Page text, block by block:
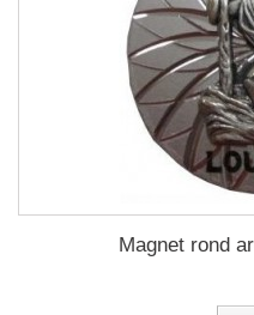
Magnet rond